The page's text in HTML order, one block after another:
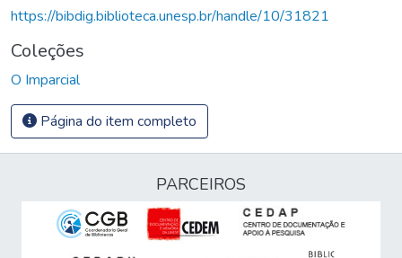
https://bibdig.biblioteca.unesp.br/handle/10/31821
Coleções
O Imparcial
Página do item completo
PARCEIROS